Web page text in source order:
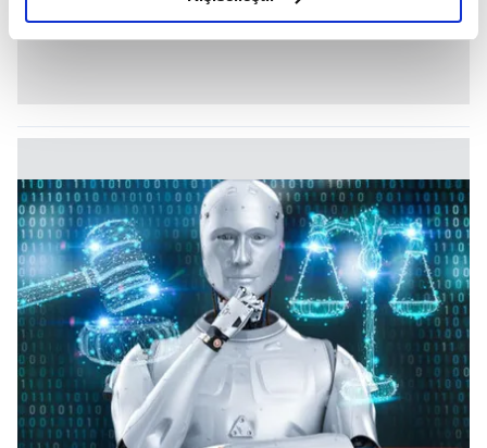
elimizden gelen çabayı gösterdiğimizi ve bu noktada,
reklamların maliyetlerimizi karşılamak noktasında tek gelir
Her halükârda, kullanıcılar, bu çerezlere izin vermedikleri
gösterilmeyecektir."
Sizlere daha iyi bir hizmet sunabilmek için İnternet
Sitemizde kendimize ve üçüncü kişilere ait çerezler
kullanılmaktadır. Bu çerezler vasıtasıyla çeşitli kişisel
verileriniz işlenmekte olup gerekli olan çerezler bilgi
toplumu hizmetlerinin sunulması amacıyla
kullanılmaktadır. Diğer çerezler, sitemizin daha işlevsel
kılınması ve kişiselleştirilmesi ve sizlere yönelik
reklam/pazarlama faaliyetlerinin yapılması, amaçlarıyla
sınırlı olarak açık rızanız dahilinde kullanılacaktır.